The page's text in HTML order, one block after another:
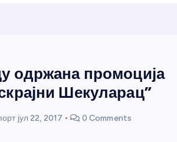
и портал
одржана промоција
Шекуларац”
јул 22, 2017 0 Comments